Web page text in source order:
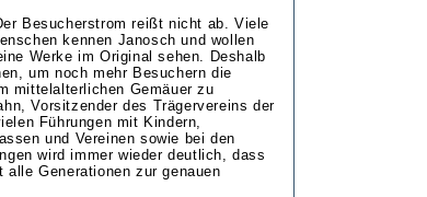
Besucherstrom reißt nicht ab. Viele
kennen Janosch und wollen
Werke im Original sehen. Deshalb
um noch mehr Besuchern die
mittelalterlichen Gemäuer zu
Vorsitzender des Trägervereins der
Führungen mit Kindern,
und Vereinen sowie bei den
wird immer wieder deutlich, dass
Generationen zur genauen